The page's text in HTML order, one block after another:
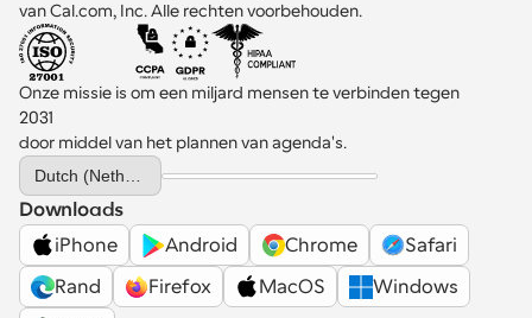
van Cal.com, Inc. Alle rechten voorbehouden.
Onze missie is om een miljard mensen te verbinden tegen
2031
door middel van het plannen van agenda's.
Select Language
Downloads
iPhone
Android Chrome
Safari
Rand
Firefox MacOS
Windows